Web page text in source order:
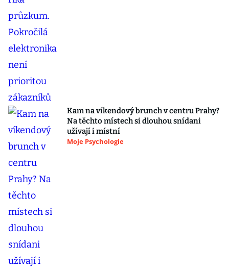
Kam na víkendový brunch v centru Prahy?
Na těchto místech si dlouhou snídani
užívají i místní
Moje Psychologie